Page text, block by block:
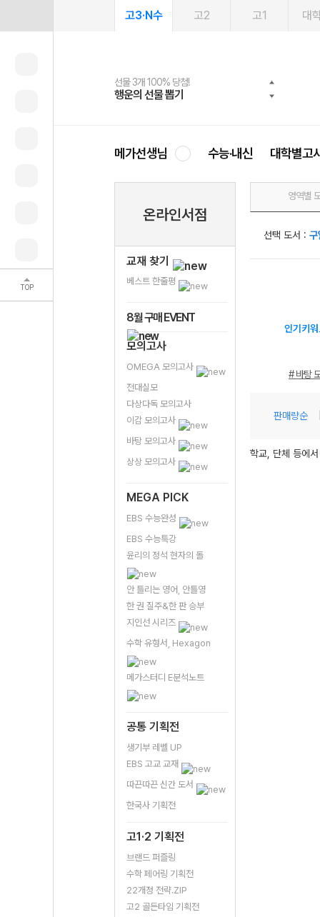
TOP
고3·N수 고2 고1 대
선물 3개 100% 당첨!
행운의 선물 뽑기
선물 100% 증정!
메가스터디 X 올리브
여름방학 스터디 캐시백
메가런 썸머스쿨
2027 러셀 단과
강사 공개선발
스마트러닝앱
설문 EVENT
메가패스
3일 무료 체험권
메가패스 수강생 무료혜택!
메가클럽 멤버십
사회공헌 캠페인
희망이룸 메가나눔
메가선생님 수능·내신 대학별고
온라인서점
교재 찾기
베스트 한줄평
8월 구매 EVENT
모의고사
OMEGA 모의고사
전대실모
다상다독 모의고사
이감 모의고사
바탕 모의고사
상상 모의고사
MEGA PICK
EBS 수능완성
EBS 수능특강
윤리의 정석 현자의 돌
안 틀리는 영어, 안틀영
한 권 질주&한 판 승부
지인선 시리즈
수학 유형서, Hexagon
메가스터디 E분석노트
공통 기획전
생기부 레벨 UP
EBS 고교 교재
따끈따끈 신간 도서
한국사 기획전
고1·2 기획전
브랜드 퍼즐링
수학 페어링 기획전
22개정 전략.ZIP
고2 골든타임 기획전
영역별
선택 도서 : 구
인기키
# 바탕
판매량순
학교, 단체 등에